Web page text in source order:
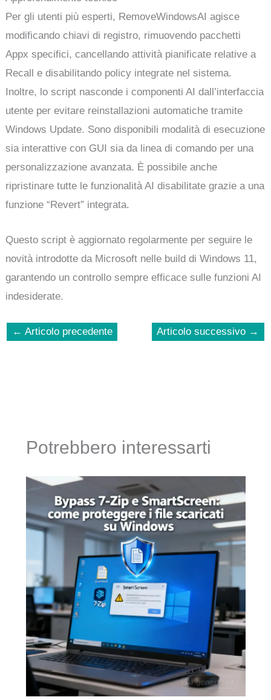
Per gli utenti più esperti, RemoveWindowsAI agisce
modificando chiavi di registro, rimuovendo pacchetti
Appx specifici, cancellando attività pianificate relative a
Recall e disabilitando policy integrate nel sistema.
Inoltre, lo script nasconde i componenti AI dall’interfaccia
utente per evitare reinstallazioni automatiche tramite
Windows Update. Sono disponibili modalità di esecuzione
sia interattive con GUI sia da linea di comando per una
personalizzazione avanzata. È possibile anche
ripristinare tutte le funzionalità AI disabilitate grazie a una
funzione “Revert” integrata.
Questo script è aggiornato regolarmente per seguire le
novità introdotte da Microsoft nelle build di Windows 11,
garantendo un controllo sempre efficace sulle funzioni AI
indesiderate.
← Articolo precedente Articolo successivo →
Potrebbero interessarti